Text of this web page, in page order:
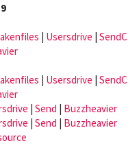
| Usersdrive | SendC
| Usersdrive | SendC
| Send | Buzzheavier
| Send | Buzzheavier